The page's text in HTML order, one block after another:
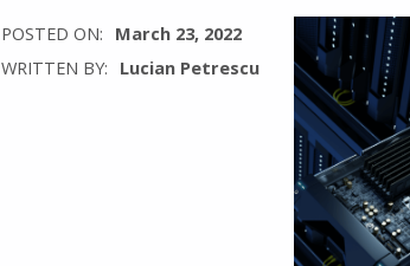
POSTED ON: March 23, 2022
WRITTEN BY: Lucian Petrescu